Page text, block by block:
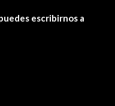
escribirnos a